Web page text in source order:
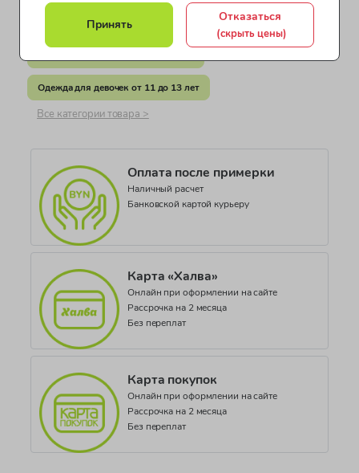
Коллекция
OG BUTTERCUP BOUTIQU
Одежда для девочек от 5 до 7 лет
Одежда для девочек от 11 до 13 лет
Все категории товара >
Оплата после примерки
Наличный расчет
Банковской картой курьеру
Карта «Халва»
Онлайн при оформлении на сайте
Рассрочка на 2 месяца
Без переплат
Карта покупок
Онлайн при оформлении на сайте
Рассрочка на 2 месяца
Без переплат
Принять
Отказаться
(скрыть цены)